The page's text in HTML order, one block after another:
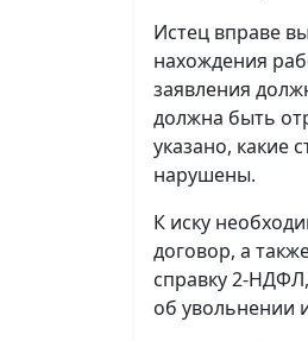
Истец вправе
нахождения
заявления
должна быть
указано, какие
нарушены.
К иску
договор, а
справку 2-
об увольнении